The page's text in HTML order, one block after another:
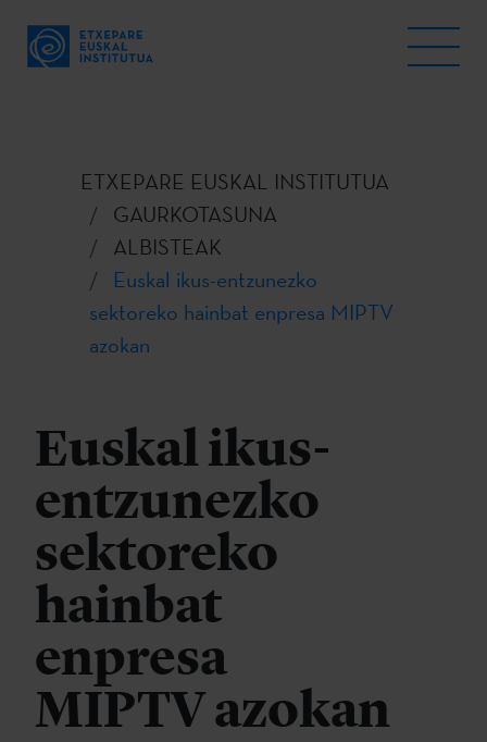
ETXEPARE EUSKAL INSTITUTUA
GAURKOTASUNA
ALBISTEAK
Euskal ikus-entzunezko
sektoreko hainbat enpresa MIPTV
azokan
Euskal ikus-
entzunezko
sektoreko
hainbat
enpresa
MIPTV azokan